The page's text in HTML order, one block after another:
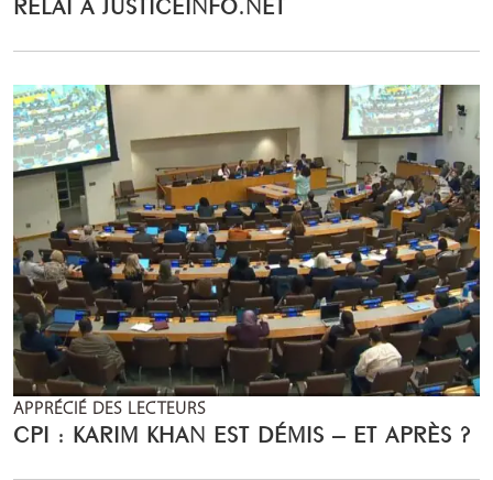
RELAI A JUSTICEINFO.NET
APPRÉCIÉ DES LECTEURS
CPI : KARIM KHAN EST DÉMIS – ET APRÈS ?